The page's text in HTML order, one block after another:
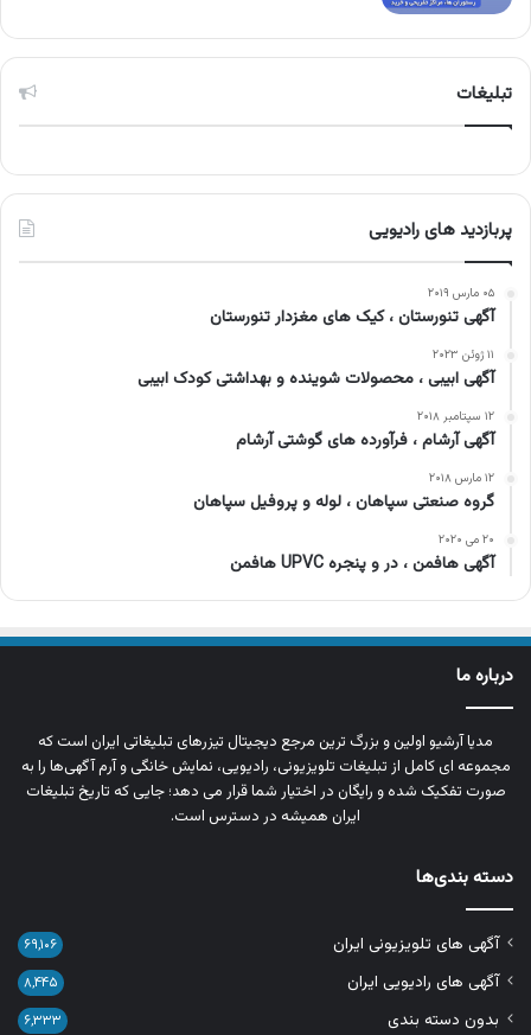
تبلیغات
پربازدید های رادیویی
۰۵ مارس ۲۰۱۹
آگهی تنورستان ، کیک های مغزدار تنورستان
۱۱ ژوئن ۲۰۲۳
آگهی ابیبی ، محصولات شوینده و بهداشتی کودک ابیبی
۱۲ سپتامبر ۲۰۱۸
آگهی آرشام ، فرآورده های گوشتی آرشام
۱۲ مارس ۲۰۱۸
گروه صنعتی سپاهان ، لوله و پروفیل سپاهان
۲۰ می ۲۰۲۰
آگهی هافمن ، در و پنجره UPVC هافمن
درباره ما
مدیا آرشیو اولین و بزرگ‌ ترین مرجع دیجیتال تیزرهای تبلیغاتی ایران است که
مجموعه‌ ای کامل از تبلیغات تلویزیونی، رادیویی، نمایش خانگی و آرم‌ آگهی‌ها را به‌
صورت تفکیک‌ شده و رایگان در اختیار شما قرار می‌ دهد؛ جایی که تاریخ تبلیغات
ایران همیشه در دسترس است.
دسته بندی‌ها
آگهی های تلویزیونی ایران ۶۹,۱۰۶
آگهی های رادیویی ایران ۸,۴۴۵
بدون دسته بندی ۶,۳۳۳